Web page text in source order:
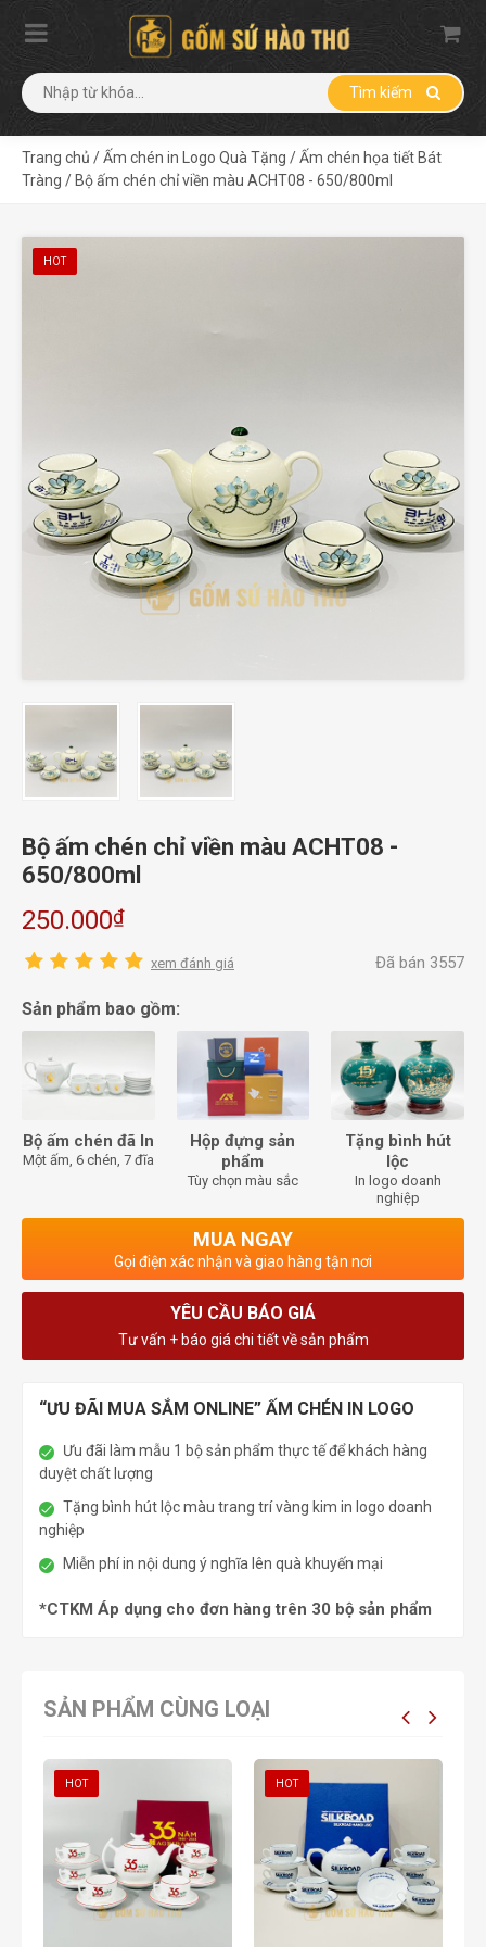
Tìm kiếm
Trang chủ /Ấm chén in Logo Quà Tặng /Ấm chén họa tiết Bát
Tràng / Bộ ấm chén chỉ viền màu ACHT08 - 650/800ml
HOT
Bộ ấm chén chỉ viền màu ACHT08 -
650/800ml
250.000₫
xem đánh giá Đã bán 3557
Sản phẩm bao gồm:
Bộ ấm chén đã In
Một ấm, 6 chén, 7 đĩa
Hộp đựng sản
phẩm
Tùy chọn màu sắc
Tặng bình hút
lộc
In logo doanh
nghiệp
MUA NGAY
Gọi điện xác nhận và giao hàng tận nơi
YÊU CẦU BÁO GIÁ
Tư vấn + báo giá chi tiết về sản phẩm
“ƯU ĐÃI MUA SẮM ONLINE” ẤM CHÉN IN LOGO
Ưu đãi làm mẫu 1 bộ sản phẩm thực tế để khách hàng
duyệt chất lượng
Tặng bình hút lộc màu trang trí vàng kim in logo doanh
nghiệp
Miễn phí in nội dung ý nghĩa lên quà khuyến mại
*CTKM Áp dụng cho đơn hàng trên 30 bộ sản phẩm
SẢN PHẨM CÙNG LOẠI
HOT HOT